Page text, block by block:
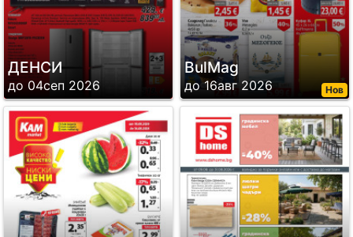
ДЕНСИ
до 04сеп 2026 Нов
BulMag
до 16авг 2026